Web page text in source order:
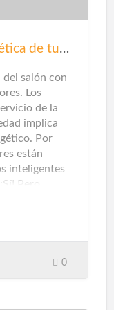
Mejora la eficiencia energética de tu salón
salón con
Los
de la
implica
Por
están
inteligentes
Pero…
artefacto
considere
desde
0